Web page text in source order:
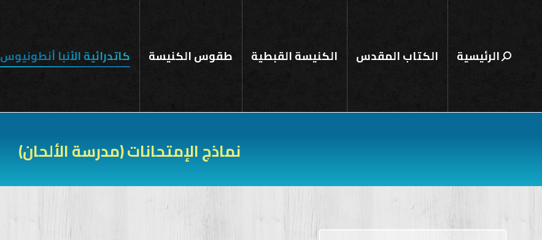
كاتدرائية الأنبا أنطونيوس طقوس الكنيسة الكنيسة القبطية الكتاب المقدس الرئيسيةSearch:
نماذج الإمتحانات (مدرسة الألحان)